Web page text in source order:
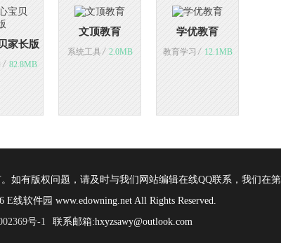
家长版
/ 82.8MB
文顶教育
系统工具/ 2.0MB
学优教育
教育学习 / 12.1MB
如有版权问题，请及时与我们网站编辑在线QQ联系，我们在
E线软件园 www.edowning.net All Rights Reserved.
号-1
联系邮箱:hxyzsawy@outlook.com